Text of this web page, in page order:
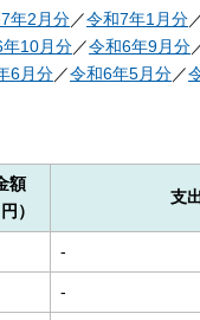
年2月分／令和7年1月分
10月分／令和6年9月分
6月分／令和6年5月分／
額
円）
支
-
-